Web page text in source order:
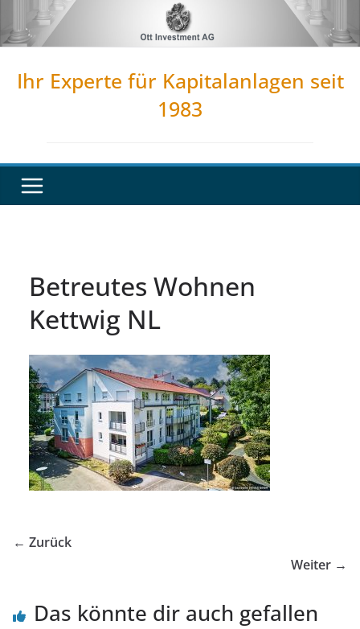
Inhalt
Ihr Experte für Kapitalanlagen seit
1983
Betreutes Wohnen
Kettwig NL
← Zurück
Weiter →
Das könnte dir auch gefallen